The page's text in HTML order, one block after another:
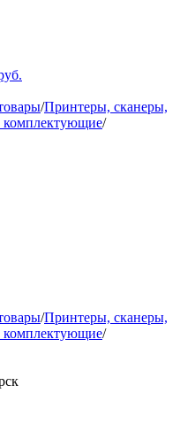
/Принтеры, сканеры,
комплектующие/
/Принтеры, сканеры,
комплектующие/